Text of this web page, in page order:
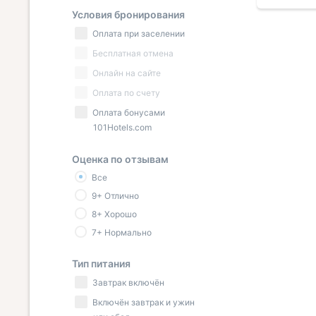
стабильно, спал хорошо на
удобной кровати. По соотношению
ценакачество — твёрдая пятёрка.
Если понадобится сюда ещё,
рыбалка
Условия бронирования
Оплата при заселении
Бесплатная отмена
Онлайн на сайте
Оплата по счету
Оплата бонусами
101Hotels.com
Оценка по отзывам
Все
9+ Отлично
8+ Хорошо
7+ Нормально
Тип питания
Завтрак включён
Включён завтрак и ужин